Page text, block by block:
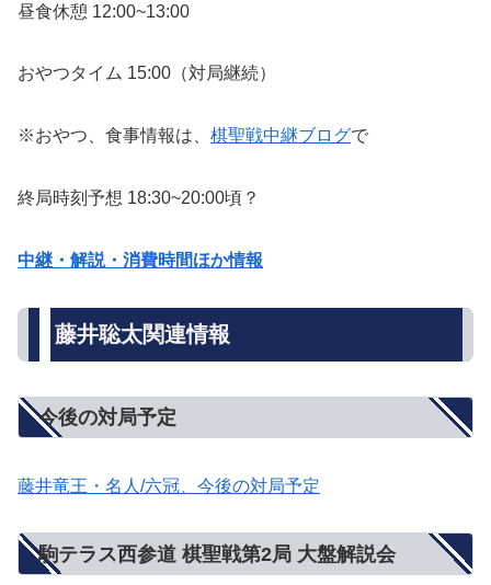
昼食休憩 12:00~13:00
おやつタイム 15:00（対局継続）
※おやつ、食事情報は、 棋聖戦中継ブログで
終局時刻予想 18:30~20:00頃？
中継・解説・消費時間ほか情報
藤井聡太関連情報
今後の対局予定
藤井竜王・名人/六冠、今後の対局予定
駒テラス西参道 棋聖戦第2局 大盤解説会